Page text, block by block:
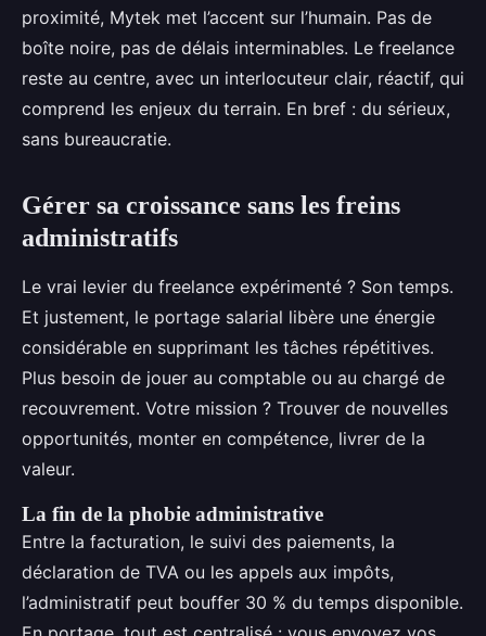
proximité, Mytek met l’accent sur l’humain. Pas de
boîte noire, pas de délais interminables. Le freelance
reste au centre, avec un interlocuteur clair, réactif, qui
comprend les enjeux du terrain. En bref : du sérieux,
sans bureaucratie.
Gérer sa croissance sans les freins
administratifs
Le vrai levier du freelance expérimenté ? Son temps.
Et justement, le portage salarial libère une énergie
considérable en supprimant les tâches répétitives.
Plus besoin de jouer au comptable ou au chargé de
recouvrement. Votre mission ? Trouver de nouvelles
opportunités, monter en compétence, livrer de la
valeur.
La fin de la phobie administrative
Entre la facturation, le suivi des paiements, la
déclaration de TVA ou les appels aux impôts,
l’administratif peut bouffer 30 % du temps disponible.